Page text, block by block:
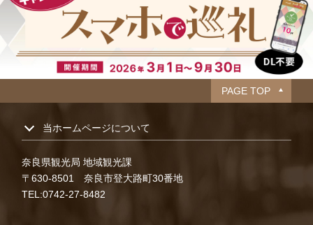
PAGE TOP
当ホームページについて
奈良県観光局 地域観光課
〒630-8501 奈良市登大路町30番地
TEL:0742-27-8482